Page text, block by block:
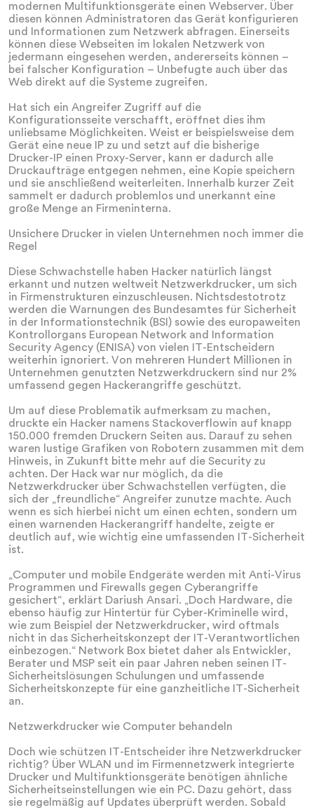
modernen Multifunktionsgeräte einen Webserver. Über
diesen können Administratoren das Gerät konfigurieren
und Informationen zum Netzwerk abfragen. Einerseits
können diese Webseiten im lokalen Netzwerk von
jedermann eingesehen werden, andererseits können –
bei falscher Konfiguration – Unbefugte auch über das
Web direkt auf die Systeme zugreifen.
Hat sich ein Angreifer Zugriff auf die
Konfigurationsseite verschafft, eröffnet dies ihm
unliebsame Möglichkeiten. Weist er beispielsweise dem
Gerät eine neue IP zu und setzt auf die bisherige
Drucker-IP einen Proxy-Server, kann er dadurch alle
Druckaufträge entgegen nehmen, eine Kopie speichern
und sie anschließend weiterleiten. Innerhalb kurzer Zeit
sammelt er dadurch problemlos und unerkannt eine
große Menge an Firmeninterna.
Unsichere Drucker in vielen Unternehmen noch immer die
Regel
Diese Schwachstelle haben Hacker natürlich längst
erkannt und nutzen weltweit Netzwerkdrucker, um sich
in Firmenstrukturen einzuschleusen. Nichtsdestotrotz
werden die Warnungen des Bundesamtes für Sicherheit
in der Informationstechnik (BSI) sowie des europaweiten
Kontrollorgans European Network and Information
Security Agency (ENISA) von vielen IT-Entscheidern
weiterhin ignoriert. Von mehreren Hundert Millionen in
Unternehmen genutzten Netzwerkdruckern sind nur 2%
umfassend gegen Hackerangriffe geschützt.
Um auf diese Problematik aufmerksam zu machen,
druckte ein Hacker namens Stackoverflowin auf knapp
150.000 fremden Druckern Seiten aus. Darauf zu sehen
waren lustige Grafiken von Robotern zusammen mit dem
Hinweis, in Zukunft bitte mehr auf die Security zu
achten. Der Hack war nur möglich, da die
Netzwerkdrucker über Schwachstellen verfügten, die
sich der „freundliche“ Angreifer zunutze machte. Auch
wenn es sich hierbei nicht um einen echten, sondern um
einen warnenden Hackerangriff handelte, zeigte er
deutlich auf, wie wichtig eine umfassenden IT-Sicherheit
ist.
„Computer und mobile Endgeräte werden mit Anti-Virus
Programmen und Firewalls gegen Cyberangriffe
gesichert“, erklärt Dariush Ansari. „Doch Hardware, die
ebenso häufig zur Hintertür für Cyber-Kriminelle wird,
wie zum Beispiel der Netzwerkdrucker, wird oftmals
nicht in das Sicherheitskonzept der IT-Verantwortlichen
einbezogen.“ Network Box bietet daher als Entwickler,
Berater und MSP seit ein paar Jahren neben seinen IT-
Sicherheitslösungen Schulungen und umfassende
Sicherheitskonzepte für eine ganzheitliche IT-Sicherheit
an.
Netzwerkdrucker wie Computer behandeln
Doch wie schützen IT-Entscheider ihre Netzwerkdrucker
richtig? Über WLAN und im Firmennetzwerk integrierte
Drucker und Multifunktionsgeräte benötigen ähnliche
Sicherheitseinstellungen wie ein PC. Dazu gehört, dass
sie regelmäßig auf Updates überprüft werden. Sobald